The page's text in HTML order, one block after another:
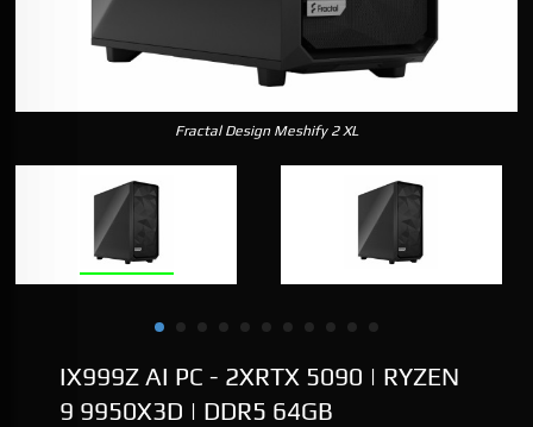
Fractal Design Meshify 2 XL
IX999Z AI PC - 2XRTX 5090 | RYZEN
9 9950X3D | DDR5 64GB